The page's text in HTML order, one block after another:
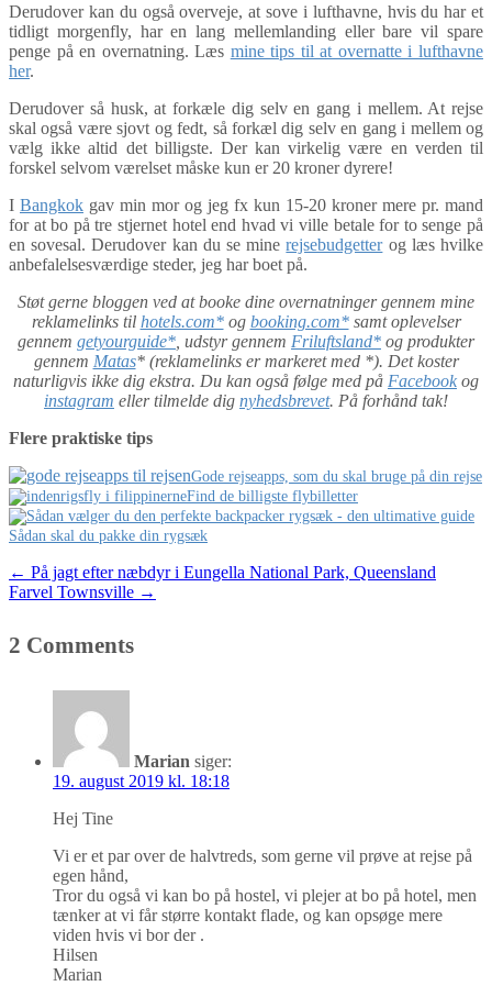
Derudover kan du også overveje, at sove i lufthavne, hvis du har et
tidligt morgenfly, har en lang mellemlanding eller bare vil spare
penge på en overnatning. Læs mine tips til at overnatte i lufthavne
her.
Derudover så husk, at forkæle dig selv en gang i mellem. At rejse
skal også være sjovt og fedt, så forkæl dig selv en gang i mellem og
vælg ikke altid det billigste. Der kan virkelig være en verden til
forskel selvom værelset måske kun er 20 kroner dyrere!
I Bangkok gav min mor og jeg fx kun 15-20 kroner mere pr. mand
for at bo på tre stjernet hotel end hvad vi ville betale for to senge på
en sovesal. Derudover kan du se minerejsebudgetterog læs hvilke
anbefalelsesværdige steder, jeg har boet på.
Støt gerne bloggen ved at booke dine overnatninger gennem mine
reklamelinks til hotels.com*og booking.com*samt oplevelser
gennem getyourguide* , udstyr gennem Friluftsland* og produkter
gennem Matas* (reklamelinks er markeret med *). Det koster
naturligvis ikke dig ekstra. Du kan også følge med på Facebook og
instagram eller tilmelde dig nyhedsbrevet. På forhånd tak!
Flere praktiske tips
Gode rejseapps, som du skal bruge på din rejse
Find de billigste flybilletter
Sådan skal du pakke din rygsæk
Post
← På jagt efter næbdyr i Eungella National Park, Queensland
Farvel Townsville →
2 Comments
Marian siger:
19. august 2019 kl. 18:18
Hej Tine
Vi er et par over de halvtreds, som gerne vil prøve at rejse på
egen hånd,
Tror du også vi kan bo på hostel, vi plejer at bo på hotel, men
tænker at vi får større kontakt flade, og kan opsøge mere
viden hvis vi bor der .
Hilsen
Marian